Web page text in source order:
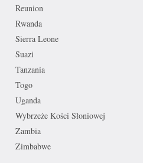
Reunion
Rwanda
Sierra Leone
Suazi
Tanzania
Togo
Uganda
Wybrzeże Kości Słoniowej
Zambia
Zimbabwe